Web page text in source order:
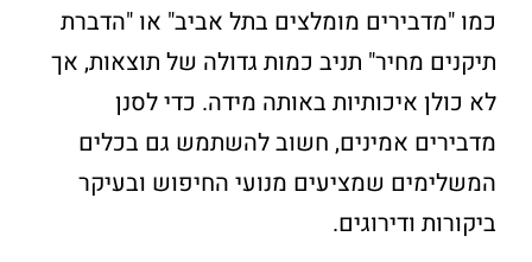
כמו "מדבירים מומלצים בתל אביב" או "הדברת
תיקנים מחיר" תניב כמות גדולה של תוצאות, אך
לא כולן איכותיות באותה מידה. כדי לסנן
מדבירים אמינים, חשוב להשתמש גם בכלים
המשלימים שמציעים מנועי החיפוש ובעיקר
ביקורות ודירוגים.